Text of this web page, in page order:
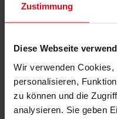
Zustimmung
Diese Webseite
Wir verwenden
personalisieren,
zu können und die
analysieren. Sie geben